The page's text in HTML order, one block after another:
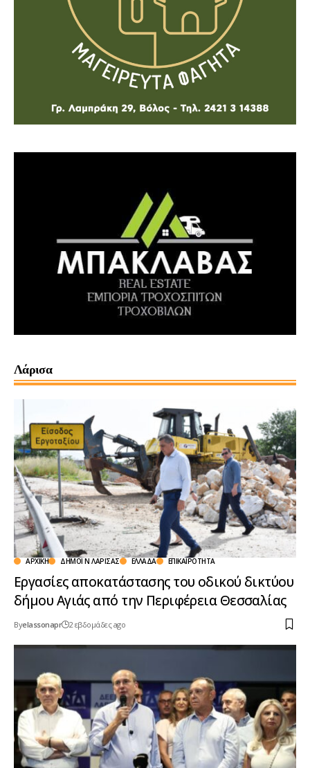
Λάρισα
ΑΡΧΙΚΉ ΔΗΜΟΙ Ν ΛΑΡΙΣΑΣ ΕΛΛΆΔΑ ΕΠΙΚΑΙΡΌΤΗΤΑ
Εργασίες αποκατάστασης του οδικού δικτύου
δήμου Αγιάς από την Περιφέρεια Θεσσαλίας
Byelassonapr 2 εβδομάδες ago